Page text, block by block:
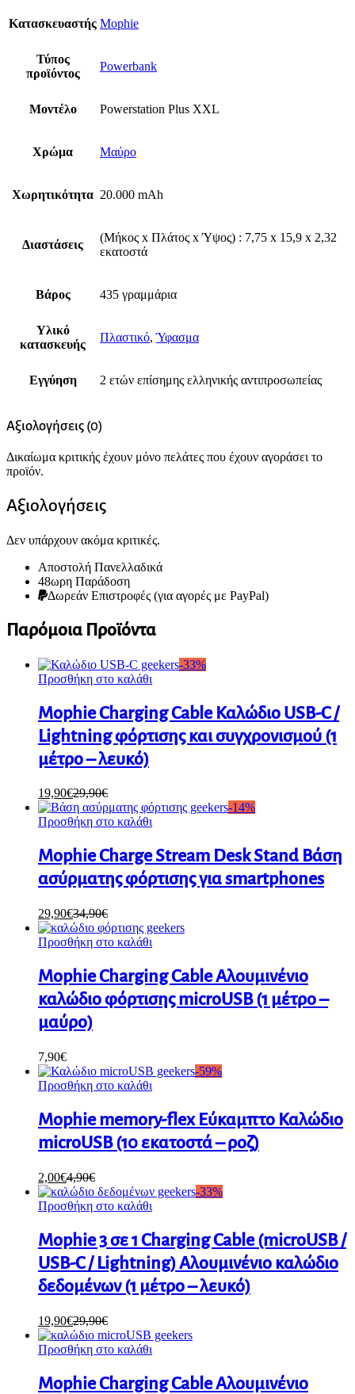
Κατασκευαστής Mophie
Τύπος
προϊόντος
Powerbank
Μοντέλο Powerstation Plus XXL
Χρώμα Μαύρο
Χωρητικότητα 20.000 mAh
Διαστάσεις
(Μήκος x Πλάτος x Ύψος) : 7,75 x 15,9 x 2,32
εκατοστά
Βάρος 435 γραμμάρια
Υλικό
κατασκευής
Πλαστικό,Ύφασμα
Εγγύηση 2 ετών επίσημης ελληνικής αντιπροσωπείας
Αξιολογήσεις (0)
Δικαίωμα κριτικής έχουν μόνο πελάτες που έχουν αγοράσει το
προϊόν.
Αξιολογήσεις
Δεν υπάρχουν ακόμα κριτικές.
Αποστολή Πανελλαδικά
48ωρη Παράδοση
Δωρεάν Eπιστροφές (για αγορές με PayPal)
Παρόμοια Προϊόντα
-33%
Προσθήκη στο καλάθι
Mophie Charging Cable Καλώδιο USB-C /
Lightning φόρτισης και συγχρονισμού (1
μέτρο – λευκό)
19,90€29,90€
-14%
Προσθήκη στο καλάθι
Mophie Charge Stream Desk Stand Βάση
ασύρματης φόρτισης για smartphones
29,90€34,90€
Προσθήκη στο καλάθι
Mophie Charging Cable Αλουμινένιο
καλώδιο φόρτισης microUSB (1 μέτρο –
μαύρο)
7,90€
-59%
Προσθήκη στο καλάθι
Mophie memory-flex Εύκαμπτο Καλώδιο
microUSB (10 εκατοστά – ροζ)
2,00€4,90€
-33%
Προσθήκη στο καλάθι
Mophie 3 σε 1 Charging Cable (microUSB /
USB-C / Lightning) Αλουμινένιο καλώδιο
δεδομένων (1 μέτρο – λευκό)
19,90€29,90€
Προσθήκη στο καλάθι
Mophie Charging Cable Αλουμινένιο